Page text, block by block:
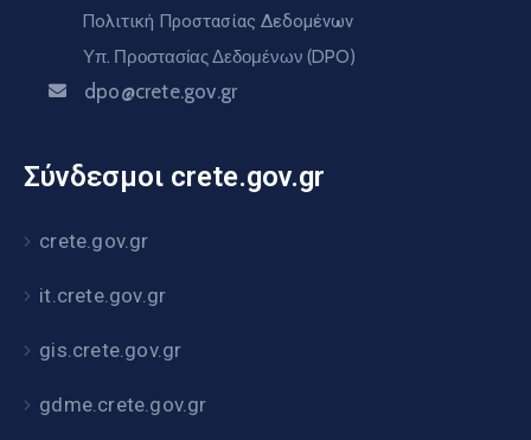
Πολιτική Προστασίας Δεδομένων
Υπ. Προστασίας Δεδομένων (DPO)
dpo@crete.gov.gr
Σύνδεσμοι crete.gov.gr
crete.gov.gr
it.crete.gov.gr
gis.crete.gov.gr
gdme.crete.gov.gr